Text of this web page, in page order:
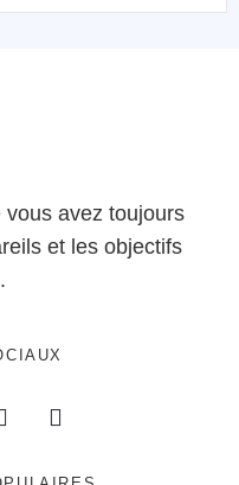
avez toujours
et les objectifs